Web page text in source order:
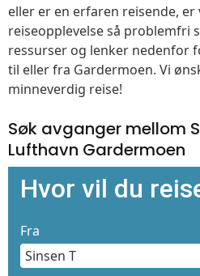
eller er en erfaren reisende,
reiseopplevelse så problemfri
ressurser og lenker nedenfor
til eller fra Gardermoen. Vi
minneverdig reise!
Søk avganger mellom
Lufthavn Gardermoen
Hvor vil du
Fra